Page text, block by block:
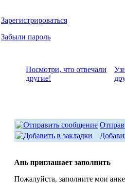
Зарегистрироваться
Забыли пароль
Посмотри, что отвeчали
другие!
Ань приглашает заполнить
Пожалуйста, заполните мои